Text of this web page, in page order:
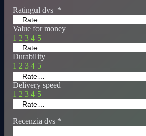
Ratingul dvs *
Value for money
1 2 3 4 5
Durability
1 2 3 4 5
Delivery speed
1 2 3 4 5
Recenzia dvs *